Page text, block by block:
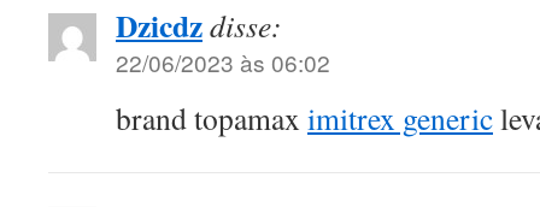
Dzicdzdisse:
22/06/2023 às 06:02
brand topamax imitrex generic